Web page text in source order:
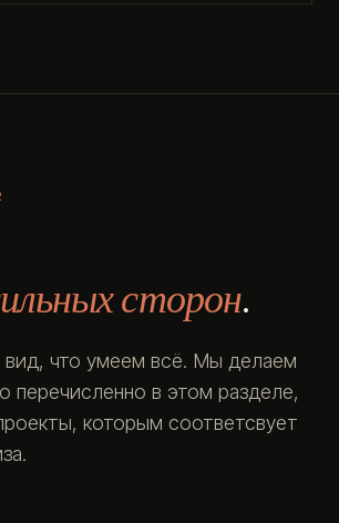
сторон.
что умеем всё. Мы делаем
перечисленно в этом разделе,
которым соответсвует